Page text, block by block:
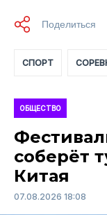
СПОРТ
ОБЩЕСТВО
соберёт
Китая
07.08.2026 18:08